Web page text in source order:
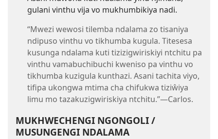
gulani vinthu vija vo mukhumbikiya nadi.
“Mwezi wewosi tilemba ndalama zo tisaniya
ndipuso vinthu vo tikhumba kugula. Titesesa
kusunga ndalama kuti tizizigwiriskiyi ntchitu pa
vinthu vamabuchibuchi kweniso pa vinthu vo
tikhumba kuzigula kunthazi. Asani tachita viyo,
tifipa ukongwa mtima cha chifukwa tiziŵiya
limu mo tazakuzigwiriskiya ntchitu.”​—Carlos.
MUKHWECHENGI NGONGOLI /
MUSUNGENGI NDALAMA